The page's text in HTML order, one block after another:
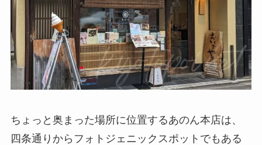
ちょっと奥まった場所に位置するあのん本店は、
四条通りからフォトジェニックスポットでもある